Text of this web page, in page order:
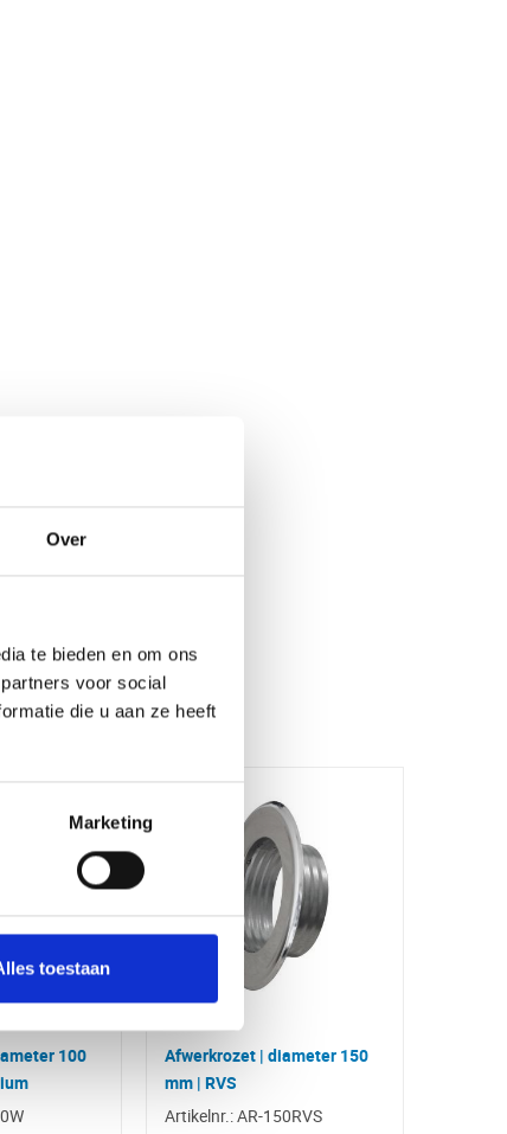
Over
te bieden en om ons
voor social
die u aan ze heeft
Marketing
toestaan
100
Afwerkrozet | diameter 150
mm | RVS
Artikelnr.: AR-150RVS